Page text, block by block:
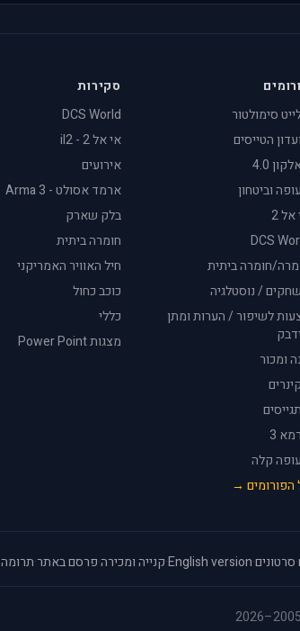
סימולטור
הטייסים
4.0
וביטחון
2
DCS
חומרה ביתית
/ נוסטלגיה
לשיפור / הערות ומתן
ומכור
3
קלה
הפורומים →
סקירות
DCS World
אי אל 2 - il2
אירועים
ארמד אסולט - Arma 3
בלק שארק
חומרה ביתית
חיל האוויר האמריקני
כוכב כחול
כללי
מצגות Power Point
·סרטונים·
English version
·קנייה ומכירה·פרסם באתר·תרומה